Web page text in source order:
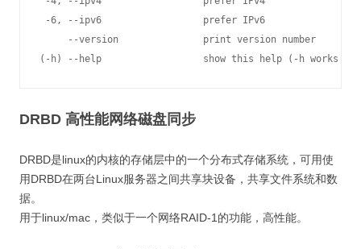
-6, --ipv6                  prefer IPv6
     --version               print version number
(-h) --help                  show this help (-h works
DRBD 高性能网络磁盘同步
DRBD是linux的内核的存储层中的一个分布式存储系统，可用使
用DRBD在两台Linux服务器之间共享块设备，共享文件系统和数
据。
用于linux/mac，类似于一个网络RAID-1的功能，高性能。